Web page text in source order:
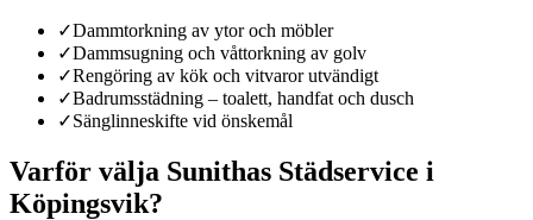
✓Dammtorkning av ytor och möbler
✓Dammsugning och våttorkning av golv
✓Rengöring av kök och vitvaror utvändigt
✓Badrumsstädning – toalett, handfat och dusch
✓Sänglinneskifte vid önskemål
Varför välja Sunithas Städservice i
Köpingsvik?